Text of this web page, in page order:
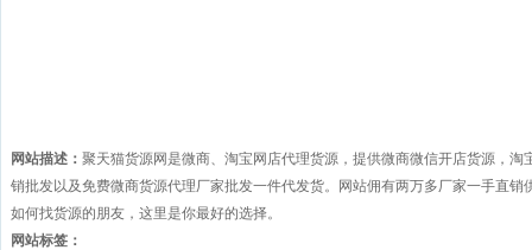
网站描述： 聚天猫货源网是微商、淘宝网店代理货源，提供微商微信开店货源，
销批发以及免费微商货源代理厂家批发一件代发货。网站佣有两万多厂家一手直
如何找货源的朋友，这里是你最好的选择。
网站标签：